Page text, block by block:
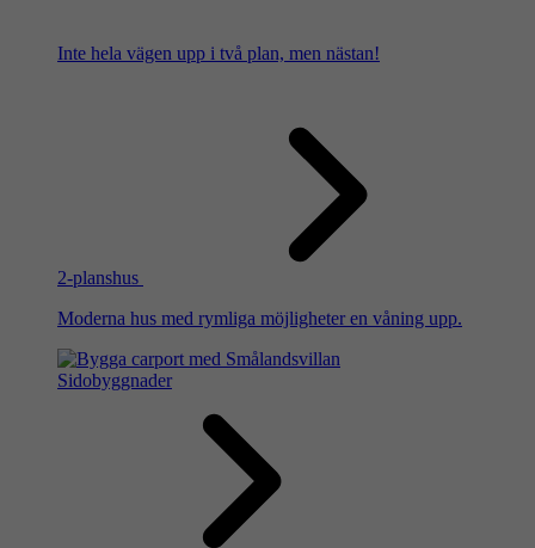
Inte hela vägen upp i två plan, men nästan!
2-planshus
Moderna hus med rymliga möjligheter en våning upp.
Sidobyggnader